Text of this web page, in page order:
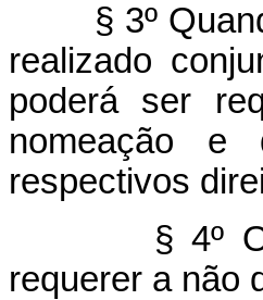
§ 3º
realizado
poderá ser
nomeação e
respectivos
§ 4º
requerer a não